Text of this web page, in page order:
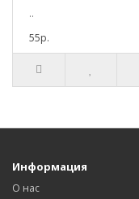
..
55р.
Информация
О нас